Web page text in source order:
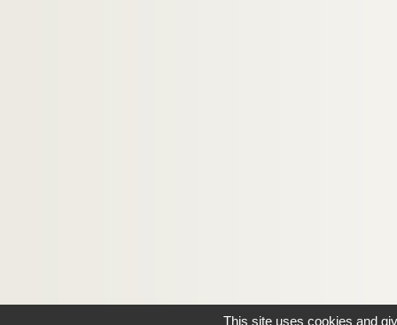
This site uses cookies and